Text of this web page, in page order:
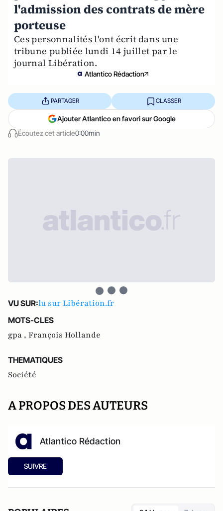
l'admission des contrats de mère
porteuse
Ces personnalités l'ont écrit dans une
tribune publiée lundi 14 juillet par le
journal Libération.
Atlantico Rédaction
Écoutez cet article0:00min
PARTAGER CLASSER
Ajouter Atlantico en favori sur Google
VU SUR:lu sur Libération.fr
MOTS-CLES
gpa , François Hollande
THEMATIQUES
Société
A PROPOS DES AUTEURS
Atlantico Rédaction
SUIVRE